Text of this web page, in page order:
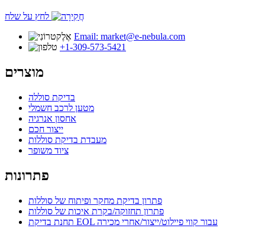
לחץ על שלח
Email: market@e-nebula.com
‎+1-309-573-5421
מוצרים
בדיקת סוללה
מטען לרכב חשמלי
אחסון אנרגיה
ייצור חכם
מעבדת בדיקת סוללות
ציוד משופר
פתרונות
פתרון בדיקת מחקר ופיתוח של סוללות
פתרון תחזוקה/בקרת איכות של סוללות
תחנת בדיקת EOL עבור קווי פיילוט/ייצור/אחרי מכירה